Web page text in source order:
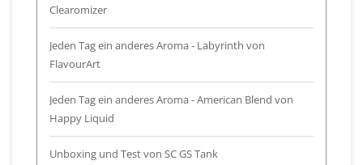
Clearomizer
Jeden Tag ein anderes Aroma - Labyrinth von
FlavourArt
Jeden Tag ein anderes Aroma - American Blend von
Happy Liquid
Unboxing und Test von SC GS Tank